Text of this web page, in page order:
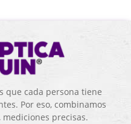
que cada persona tiene
Por eso, combinamos
precisas.